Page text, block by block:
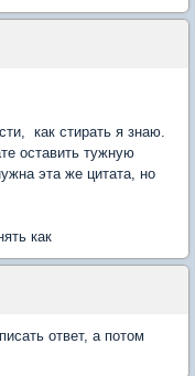
как стирать я знаю.
оставить тужную
эта же цитата, но
как
ответ, а потом